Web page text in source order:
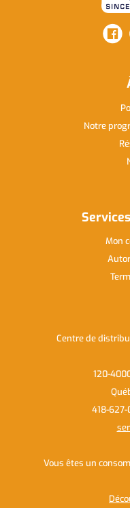
Notre
Mon
Centre de
120-
418-627-
Vous êtes un